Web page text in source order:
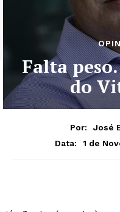
Falta
do
Por:
José
Data:
1 de